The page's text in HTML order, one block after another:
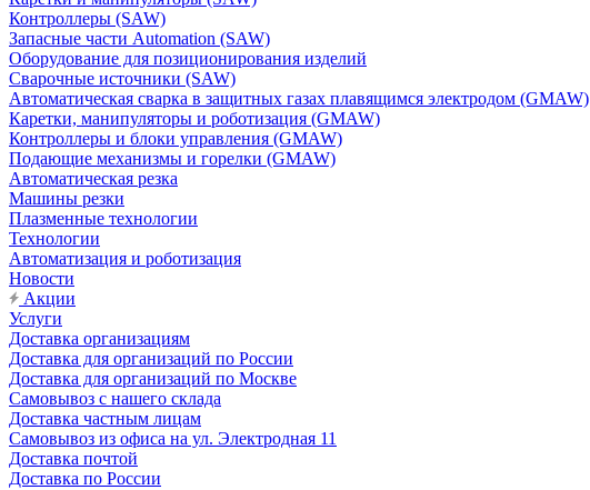
Контроллеры (SAW)
Запасные части Automation (SAW)
Оборудование для позиционирования изделий
Сварочные источники (SAW)
Автоматическая сварка в защитных газах плавящимся электродом (GMAW)
Каретки, манипуляторы и роботизация (GMAW)
Контроллеры и блоки управления (GMAW)
Подающие механизмы и горелки (GMAW)
Автоматическая резка
Машины резки
Плазменные технологии
Технологии
Автоматизация и роботизация
Новости
Акции
Услуги
Доставка организациям
Доставка для организаций по России
Доставка для организаций по Москве
Самовывоз с нашего склада
Доставка частным лицам
Самовывоз из офиса на ул. Электродная 11
Доставка почтой
Доставка по России